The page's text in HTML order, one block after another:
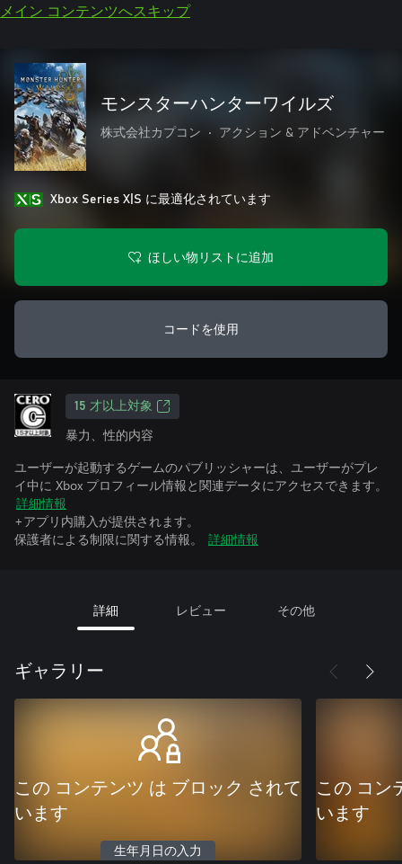
メイン コンテンツへスキップ
モンスターハンターワイルズ
株式会社カプコン • アクション & アドベンチャー
Xbox Series X|S に最適化されています
ほしい物リストに追加
コードを使用
15 才以上対象
暴力、性的内容
ユーザーが起動するゲームのパブリッシャーは、ユーザーがプレ
イ中に Xbox プロフィール情報と関連データにアクセスできます。
詳細情報
+アプリ内購入が提供されます。
保護者による制限に関する情報。
詳細情報
詳細 レビュー その他
ギャラリー
この コンテンツ は ブロック されて
います
生年月日の入力
この コン
います